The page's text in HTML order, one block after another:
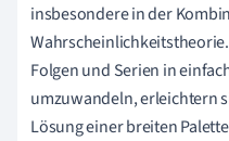
insbesondere in der
Folgen und Serien in
umzuwandeln, erleichtern
Lösung einer breiten